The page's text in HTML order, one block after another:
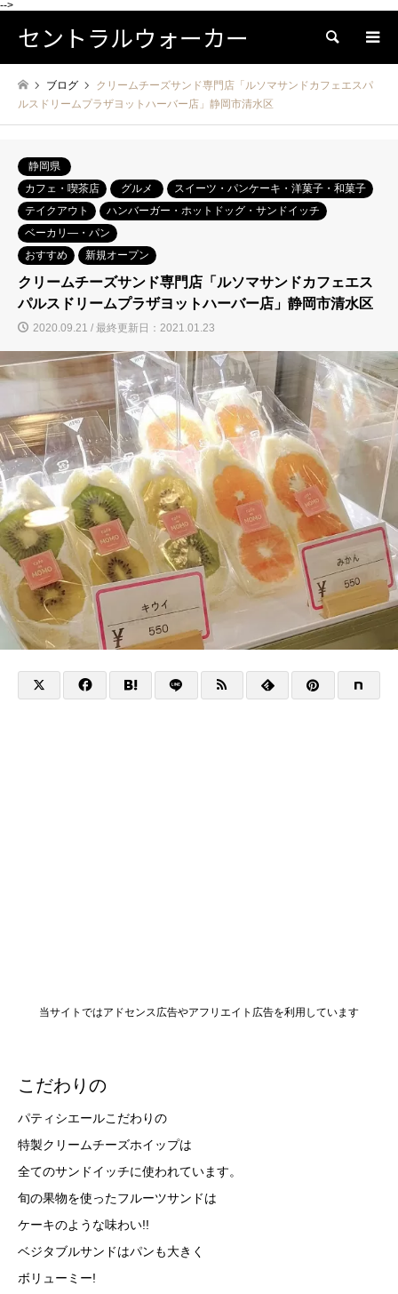
-->
セントラルウォーカー 検索
ブログ
クリームチーズサンド専門店「ルソマサンドカフェエスパ
ルスドリームプラザヨットハーバー店」静岡市清水区
静岡県
カフェ・喫茶店
グルメ
スイーツ・パンケーキ・洋菓子・和菓子
テイクアウト
ハンバーガー・ホットドッグ・サンドイッチ
ベーカリ―・パン
おすすめ
新規オープン
クリームチーズサンド専門店「ルソマサンドカフェエス
パルスドリームプラザヨットハーバー店」静岡市清水区
2020.09.21 / 最終更新日：2021.01.23
当サイトではアドセンス広告やアフリエイト広告を利用しています
こだわりの
パティシエールこだわりの
特製クリームチーズホイップは
全てのサンドイッチに使われています。
旬の果物を使ったフルーツサンドは
ケーキのような味わい!!
ベジタブルサンドはパンも大きく
ボリューミー!